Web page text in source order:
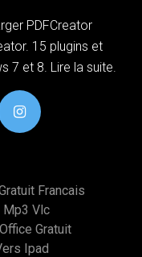
PDFCreator
15 plugins et
7 et 8. Lire la suite.
Francais
Mp3 Vlc
Gratuit
Ipad